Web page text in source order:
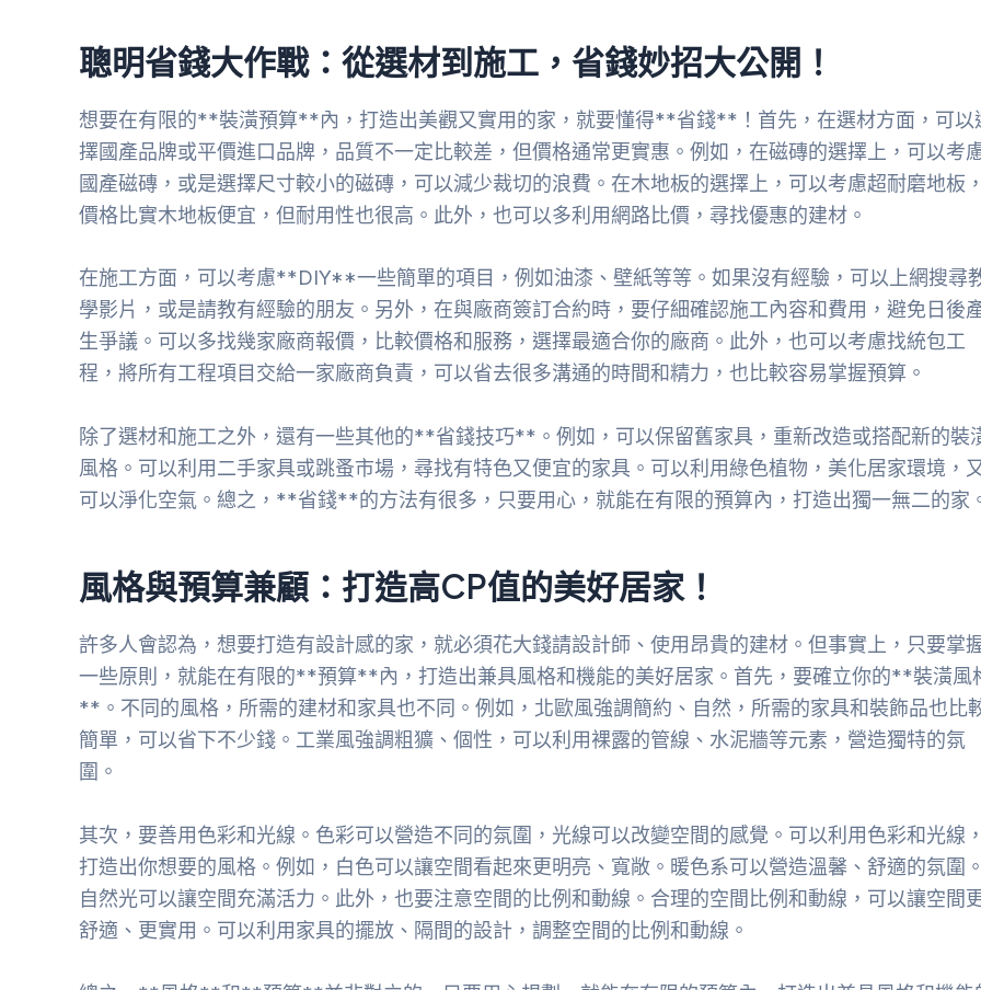
聰明省錢大作戰：從選材到施工，省錢妙招大公開！
想要在有限的**裝潢預算**內，打造出美觀又實用的家，就要懂得**省錢**！首先，在選材方面，可以
擇國產品牌或平價進口品牌，品質不一定比較差，但價格通常更實惠。例如，在磁磚的選擇上，可以考
國產磁磚，或是選擇尺寸較小的磁磚，可以減少裁切的浪費。在木地板的選擇上，可以考慮超耐磨地板
價格比實木地板便宜，但耐用性也很高。此外，也可以多利用網路比價，尋找優惠的建材。
在施工方面，可以考慮**DIY**一些簡單的項目，例如油漆、壁紙等等。如果沒有經驗，可以上網搜尋
學影片，或是請教有經驗的朋友。另外，在與廠商簽訂合約時，要仔細確認施工內容和費用，避免日後
生爭議。可以多找幾家廠商報價，比較價格和服務，選擇最適合你的廠商。此外，也可以考慮找統包工
程，將所有工程項目交給一家廠商負責，可以省去很多溝通的時間和精力，也比較容易掌握預算。
除了選材和施工之外，還有一些其他的**省錢技巧**。例如，可以保留舊家具，重新改造或搭配新的裝
風格。可以利用二手家具或跳蚤市場，尋找有特色又便宜的家具。可以利用綠色植物，美化居家環境，
可以淨化空氣。總之，**省錢**的方法有很多，只要用心，就能在有限的預算內，打造出獨一無二的家
風格與預算兼顧：打造高CP值的美好居家！
許多人會認為，想要打造有設計感的家，就必須花大錢請設計師、使用昂貴的建材。但事實上，只要掌
一些原則，就能在有限的**預算**內，打造出兼具風格和機能的美好居家。首先，要確立你的**裝潢風
**。不同的風格，所需的建材和家具也不同。例如，北歐風強調簡約、自然，所需的家具和裝飾品也比
簡單，可以省下不少錢。工業風強調粗獷、個性，可以利用裸露的管線、水泥牆等元素，營造獨特的氛
圍。
其次，要善用色彩和光線。色彩可以營造不同的氛圍，光線可以改變空間的感覺。可以利用色彩和光線
打造出你想要的風格。例如，白色可以讓空間看起來更明亮、寬敞。暖色系可以營造溫馨、舒適的氛圍
自然光可以讓空間充滿活力。此外，也要注意空間的比例和動線。合理的空間比例和動線，可以讓空間
舒適、更實用。可以利用家具的擺放、隔間的設計，調整空間的比例和動線。